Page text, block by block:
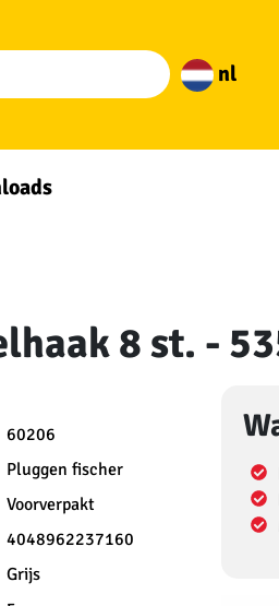
nl
8 st. -
60206
Pluggen fischer
Voorverpakt
4048962237160
Grijs